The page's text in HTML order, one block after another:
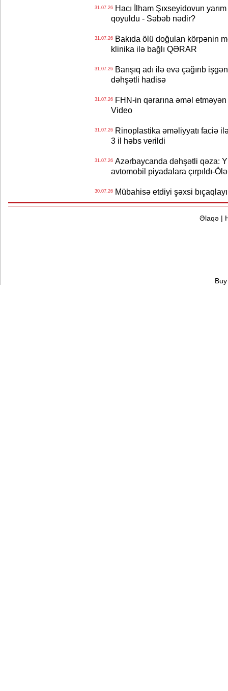
31.07.26Hacı İlham Şıxseyidovun
qoyuldu - Səbəb nədir?
31.07.26Bakıda ölü doğulan körpənin
klinika ilə bağlı QƏRAR
31.07.26Barışıq adı ilə evə çağırıb
dəhşətli hadisə
31.07.26FHN-in qərarına əməl
Video
31.07.26Rinoplastika əməliyyatı faciə
3 il həbs verildi
31.07.26Azərbaycanda dəhşətli qəza:
avtomobil piyadalara çırpıldı-
30.07.26Mübahisə etdiyi şəxsi
Əlaqə|